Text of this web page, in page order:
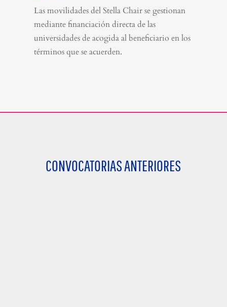
Las movilidades del Stella Chair se gestionan
mediante financiación directa de las
universidades de acogida al beneficiario en los
términos que se acuerden.
CONVOCATORIAS ANTERIORES